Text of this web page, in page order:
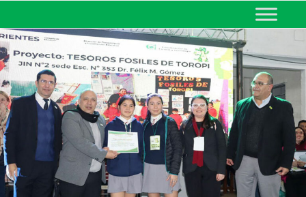
MINISTERIO DE EDUCACIÓN
DE CORRIENTES